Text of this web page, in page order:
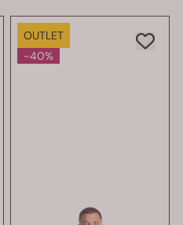
OUTLET
-40%